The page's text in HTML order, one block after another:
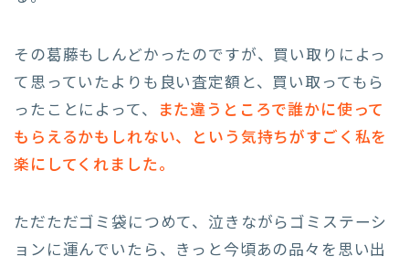
その葛藤もしんどかったのですが、買い取りによっ
て思っていたよりも良い査定額と、買い取ってもら
ったことによって、
また違うところで誰かに使って
もらえるかもしれない、という気持ちがすごく私を
楽にしてくれました。
ただただゴミ袋につめて、泣きながらゴミステーシ
ョンに運んでいたら、きっと今頃あの品々を思い出